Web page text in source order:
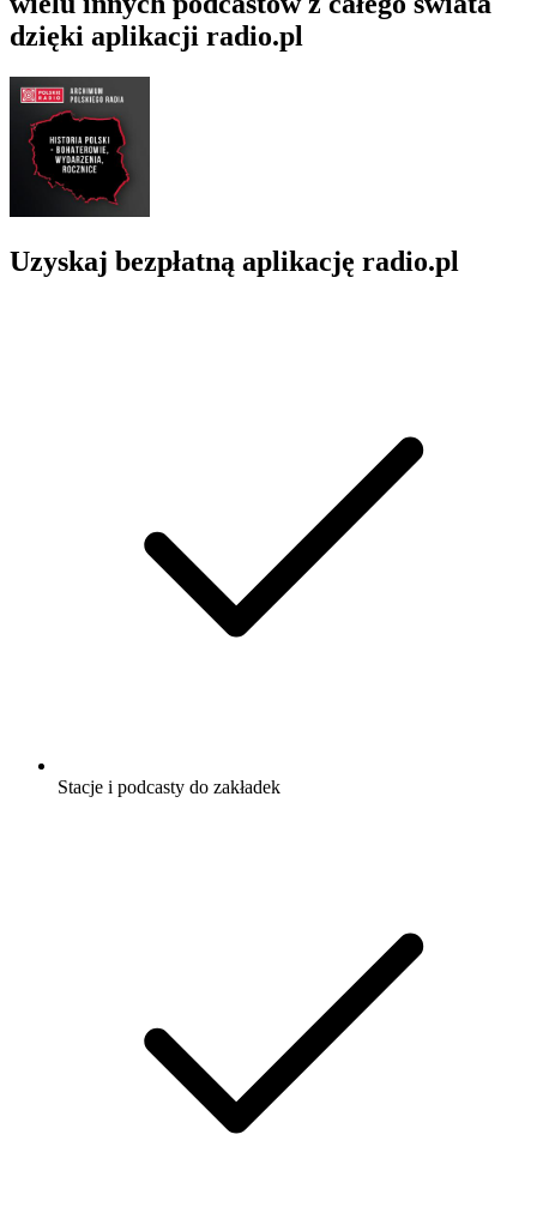
dzięki aplikacji radio.pl
Uzyskaj bezpłatną aplikację radio.pl
Stacje i podcasty do zakładek